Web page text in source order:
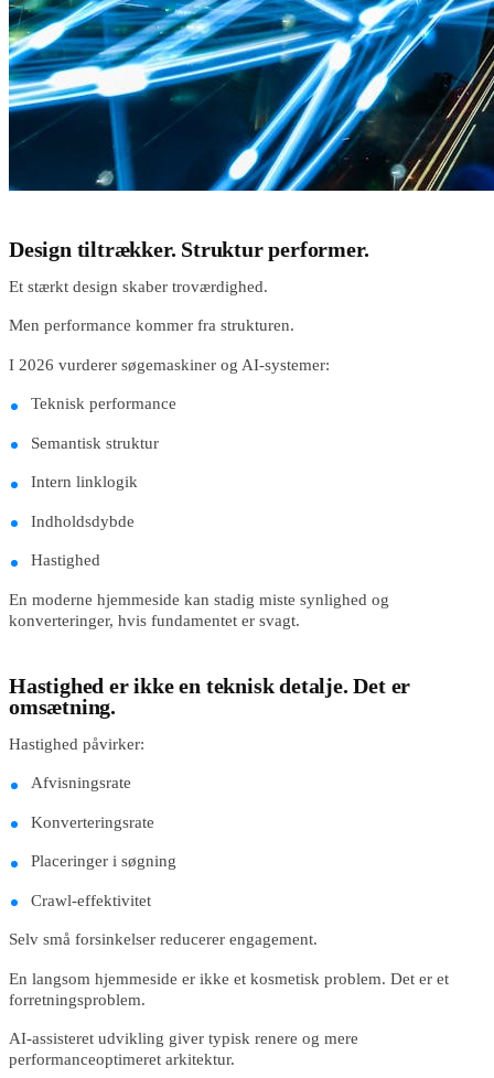
Design tiltrækker. Struktur performer.
Et stærkt design skaber troværdighed.
Men performance kommer fra strukturen.
I 2026 vurderer søgemaskiner og AI-systemer:
Teknisk performance
Semantisk struktur
Intern linklogik
Indholdsdybde
Hastighed
En moderne hjemmeside kan stadig miste synlighed og
konverteringer, hvis fundamentet er svagt.
Hastighed er ikke en teknisk detalje. Det er
omsætning.
Hastighed påvirker:
Afvisningsrate
Konverteringsrate
Placeringer i søgning
Crawl-effektivitet
Selv små forsinkelser reducerer engagement.
En langsom hjemmeside er ikke et kosmetisk problem. Det er et
forretningsproblem.
AI-assisteret udvikling giver typisk renere og mere
performanceoptimeret arkitektur.